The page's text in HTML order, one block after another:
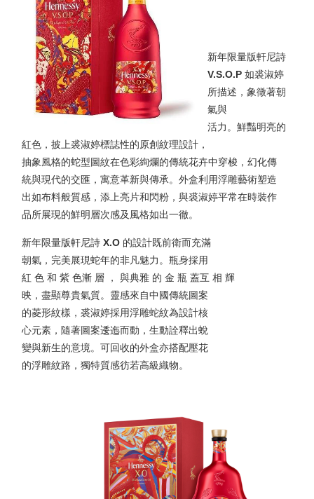
新年限量版軒尼詩
V.S.O.P 如裘淑婷
所描述，象徵著朝
氣與
活力。鮮豔明亮的
紅色，披上裘淑婷標誌性的原創紋理設計，
抽象風格的蛇型圖紋在色彩絢爛的傳統花卉中穿梭，幻化傳
統與現代的交匯，寓意革新與傳承。外盒利用浮雕藝術塑造
出如布料般質感，添上亮片和閃粉，與裘淑婷平常在時裝作
品所展現的鮮明層次感及風格如出一徹。
新年限量版軒尼詩X.O 的設計既前衛而充滿
朝氣，完美展現蛇年的非凡魅力。瓶身採用
紅 色 和 紫 色漸 層 ， 與典雅 的 金 瓶 蓋互 相 輝
映，盡顯尊貴氣質。靈感來自中國傳統圖案
的菱形紋樣，裘淑婷採用浮雕蛇紋為設計核
心元素，隨著圖案逶迤而動，生動詮釋出蛻
變與新生的意境。可回收的外盒亦搭配壓花
的浮雕紋路，獨特質感彷若高級織物。